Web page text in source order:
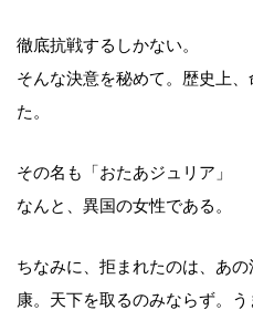
徹底抗戦するしかない。
そんな決意を秘めて。歴史上
た。
その名も「おたあジュリア」
なんと、異国の女性である。
ちなみに、拒まれたのは、あ
康。天下を取るのみならず。